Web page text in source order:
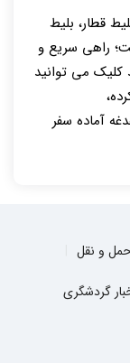
قطار، بلیط
راهی سریع و
کلیک می توانید
آماده سفر
و نقل
گردشگری